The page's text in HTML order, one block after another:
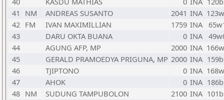
41
NM ANDREAS SUSANTO 2041 INA
42 FM IVAN MAXIMILLIAN 1759 INA
43
DARU OKTA BUANA 0 INA
44
AGUNG AFP, MP 2000 INA
45
GERALD PRAMOEDYA PRIGUNA, MP 2000 INA
46
TJIPTONO 0 INA
47
AHOK 0 INA
48 NM SUDUNG TAMPUBOLON 2100 INA